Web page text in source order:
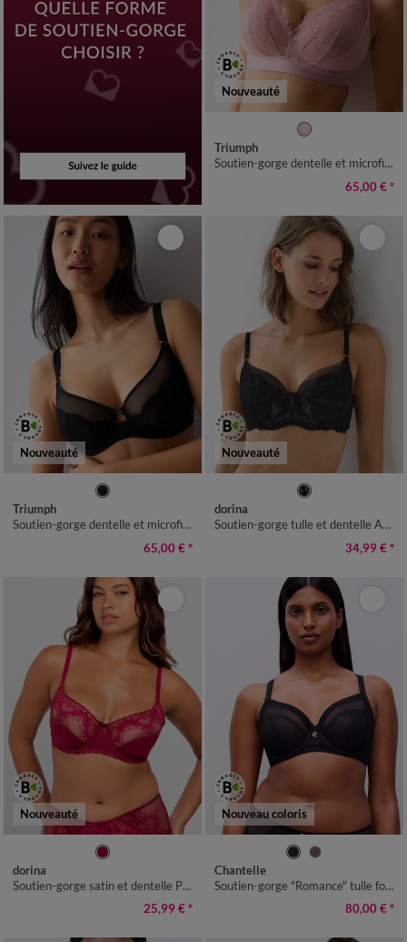
Nouveauté
Triumph
Soutien-gorge dentelle et microfibre Love in Lace - sans armatures
65,00 € *
Nouveauté
Triumph
Soutien-gorge dentelle et microfibre Love in Lace - avec armatures
65,00 € *
Nouveauté
dorina
Soutien-gorge tulle et dentelle Adélie - avec armatures
34,99 € *
Nouveauté
dorina
Soutien-gorge satin et dentelle Pénélope - avec armatures
25,99 € *
Nouveau coloris
Chantelle
Soutien-gorge "Romance" tulle forme emboîtante, avec armatures
80,00 € *